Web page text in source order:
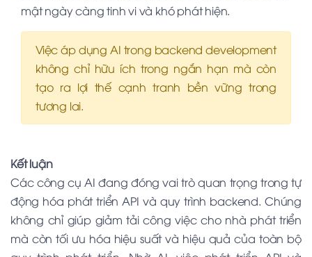
mật ngày càng tinh vi và khó phát hiện.
Việc áp dụng AI trong backend development
không chỉ hữu ích trong ngắn hạn mà còn
tạo ra lợi thế cạnh tranh bền vững trong
tương lai.
Kết luận
Các công cụ AI đang đóng vai trò quan trọng trong tự
động hóa phát triển API và quy trình backend. Chúng
không chỉ giúp giảm tải công việc cho nhà phát triển
mà còn tối ưu hóa hiệu suất và hiệu quả của toàn bộ